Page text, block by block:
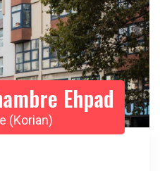
Ehpad
(Korian)